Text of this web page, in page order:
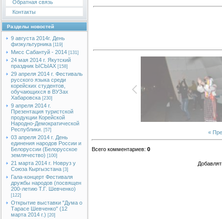
Обратная связь
Контакты
Разделы новостей
9 августа 2014г. День
физкультурника [119]
Мисс Сабантуй - 2014 [131]
24 мая 2014 г. Якутский
праздник ЫСЫАХ [158]
29 апреля 2014 г. Фестиваль
русского языка среди
корейских студентов,
обучающихся в ВУЗах
Хабаровска [230]
9 апреля 2014 г.
Презентация туристской
продукции Корейской
Народно-Демократической
Республики.
[57]
03 апреля 2014 г. День
единения народов России и
Белоруссии (Белорусское
землячество) [100]
21 марта 2014 г. Новруз у
Союза Кыргызстана [3]
Гала-концерт Фестиваля
дружбы народов (посвящен
200-летию Т.Г. Шевченко)
[122]
Открытие выставки "Дума о
Тарасе Шевченко" (12
марта 2014 г.) [20]
«
Всего комментариев: 0